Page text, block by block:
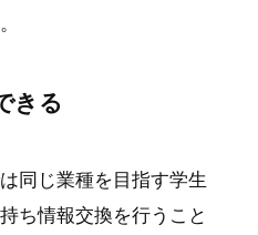
きる
同じ業種を目指す学生
ち情報交換を行うこと